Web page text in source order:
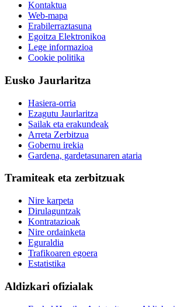
Kontaktua
Web-mapa
Erabilerraztasuna
Egoitza Elektronikoa
Lege informazioa
Cookie politika
Eusko Jaurlaritza
Hasiera-orria
Ezagutu Jaurlaritza
Sailak eta erakundeak
Arreta Zerbitzua
Gobernu irekia
Gardena, gardetasunaren ataria
Tramiteak eta zerbitzuak
Nire karpeta
Dirulaguntzak
Kontratazioak
Nire ordainketa
Eguraldia
Trafikoaren egoera
Estatistika
Aldizkari ofizialak